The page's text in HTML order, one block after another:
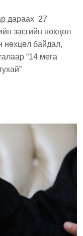
дараах 27
засгийн нөхцөл
нөхцөл байдал,
“14 мега